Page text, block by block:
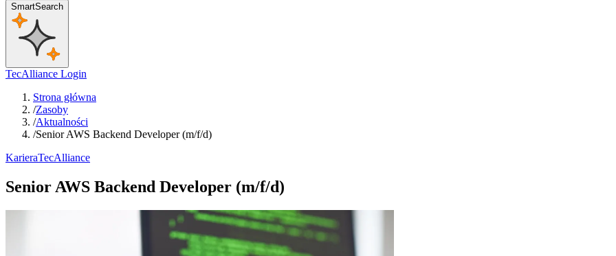
SmartSearch
TecAlliance Login
Strona główna
/Zasoby
/Aktualności
/Senior AWS Backend Developer (m/f/d)
KarieraTecAlliance
Senior AWS Backend Developer (m/f/d)